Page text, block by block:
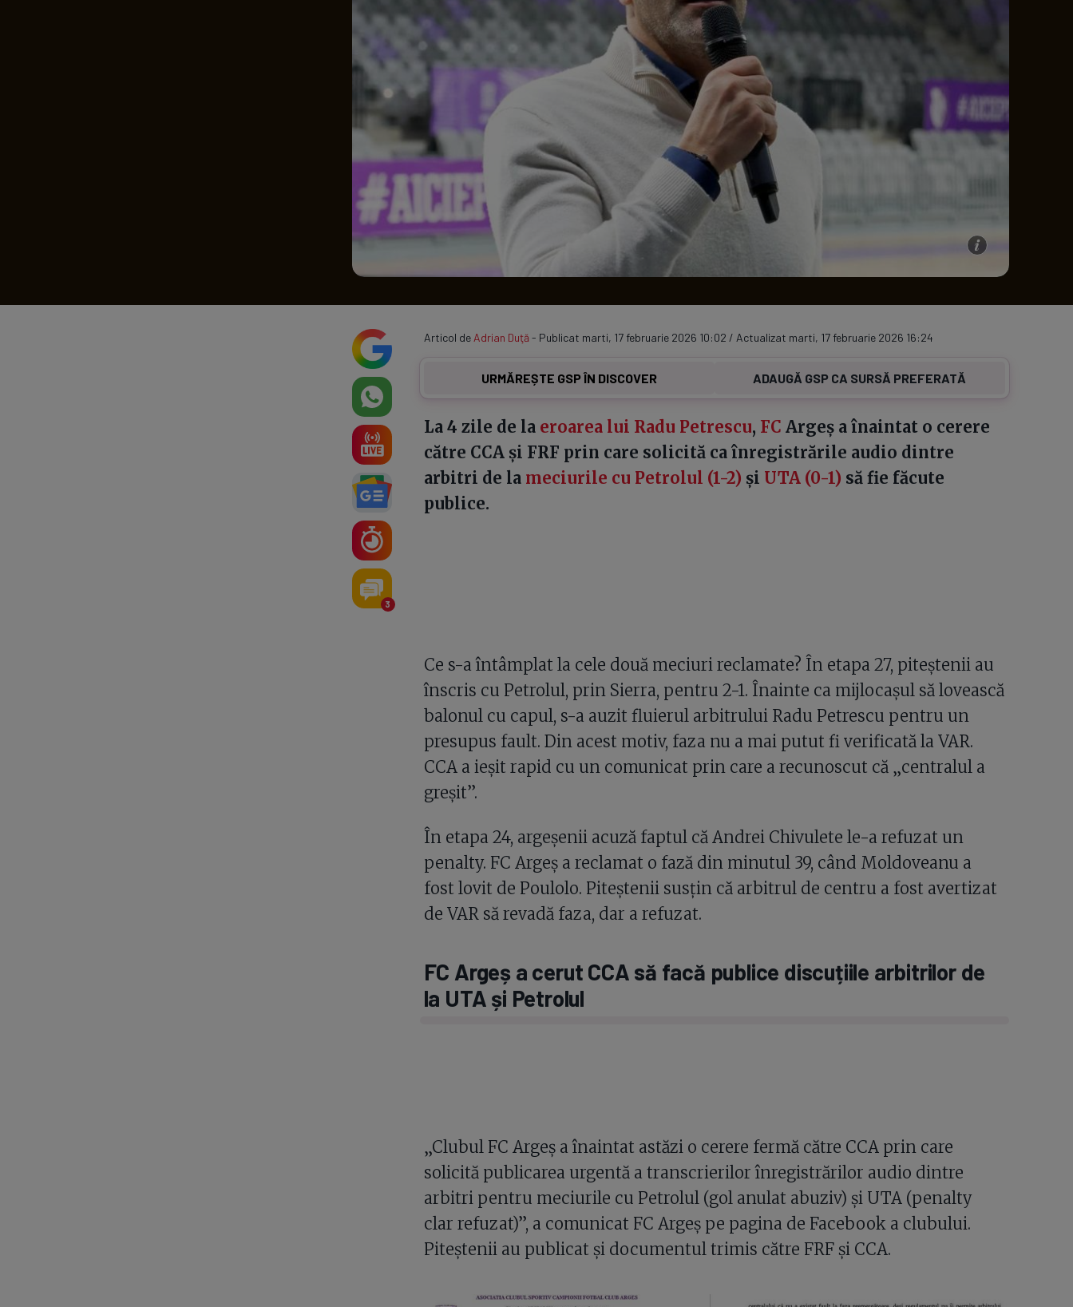
Serie A
Echipe Meciuri
Program TV
3
Articol de Adrian Duţă- Publicat marti, 17 februarie 2026 10:02 / Actualizat marti, 17 februarie 2026 16:24
URMĂREȘTE GSP ÎN DISCOVER ADAUGĂ GSP CA SURSĂ PREFERATĂ
La 4 zile de laeroarea lui Radu Petrescu, FC Argeș a înaintat o cerere
către CCA și FRF prin care solicită ca înregistrările audio dintre
arbitri de la meciurile cu Petrolul (1-2) și UTA (0-1) să fie făcute
publice.
Ce s-a întâmplat la cele două meciuri reclamate? În etapa 27, piteștenii au
înscris cu Petrolul, prin Sierra, pentru 2-1. Înainte ca mijlocașul să lovească
balonul cu capul, s-a auzit fluierul arbitrului Radu Petrescu pentru un
presupus fault. Din acest motiv, faza nu a mai putut fi verificată la VAR.
CCA a ieșit rapid cu un comunicat prin care a recunoscut că „centralul a
greșit”.
În etapa 24, argeșenii acuză faptul că Andrei Chivulete le-a refuzat un
penalty. FC Argeș a reclamat o fază din minutul 39, când Moldoveanu a
fost lovit de Poulolo. Piteștenii susțin că arbitrul de centru a fost avertizat
de VAR să revadă faza, dar a refuzat.
FC Argeș a cerut CCA să facă publice discuțiile arbitrilor de
la UTA și Petrolul
„Clubul FC Argeș a înaintat astăzi o cerere fermă către CCA prin care
solicită publicarea urgentă a transcrierilor înregistrărilor audio dintre
arbitri pentru meciurile cu Petrolul (gol anulat abuziv) și UTA (penalty
clar refuzat)”, a comunicat FC Argeș pe pagina de Facebook a clubului.
Piteștenii au publicat și documentul trimis către FRF și CCA.